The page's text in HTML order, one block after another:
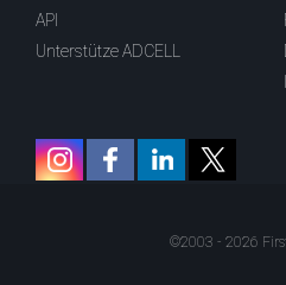
API
Unterstütze ADCELL
©2003 - 2026